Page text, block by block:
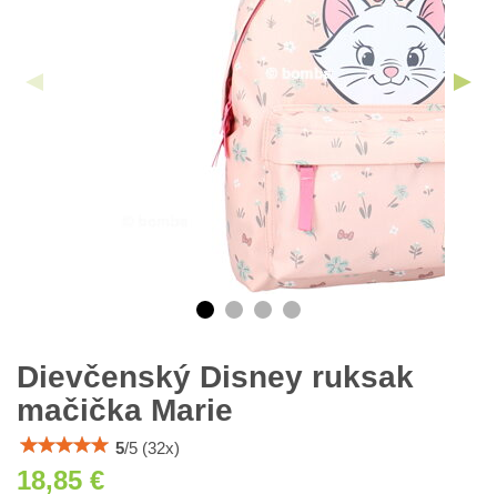
Dievčenský Disney ruksak
mačička Marie
5/5 (32x)
18,85 €